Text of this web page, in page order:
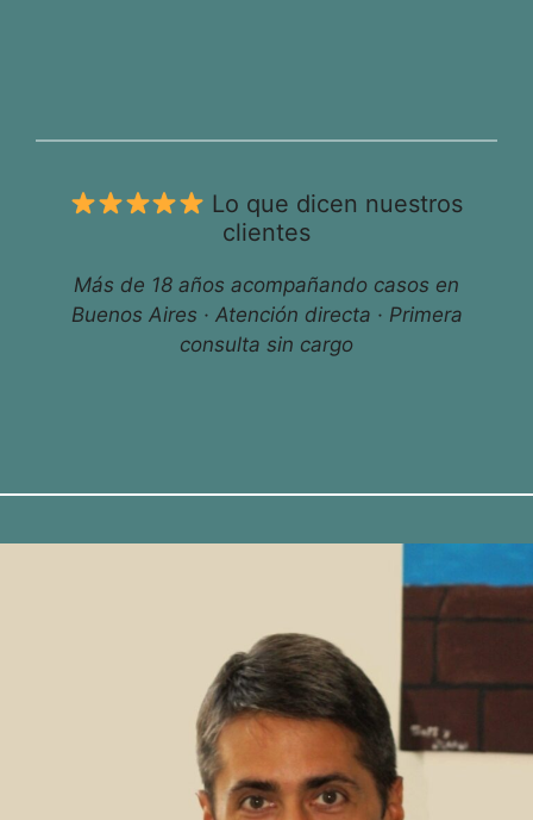
Lo que dicen nuestros
clientes
Más de 18 años acompañando casos en
Buenos Aires · Atención directa · Primera
consulta sin cargo